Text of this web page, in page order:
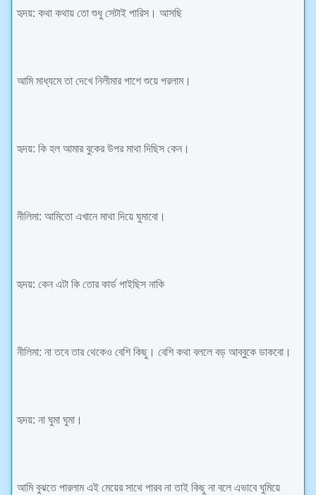
হৃদয়: কথা কথায় তো শুধু সেটাই পারিস। আসছি
আমি মাধ্যমে তা দেখে নিলীমার পাশে শুয়ে পরলাম।
হৃদয়: কি হল আমার বুকের উপর মাথা দিছিস কেন।
নীলিমা: আমিতো এখানে মাথা দিয়ে ঘুমাবো।
হৃদয়: কেন এটা কি তোর কার্ড পাইছিস নাকি
নীলিমা: না তবে তার থেকেও বেশি কিছু। বেশি কথা বললে বড় আব্বুকে ডাকবো।
হৃদয়: না ঘুমা ঘুমা।
আমি বুঝতে পারলাম এই মেয়ের সাথে পারব না তাই কিছু না বলে এভাবে ঘুমিয়ে